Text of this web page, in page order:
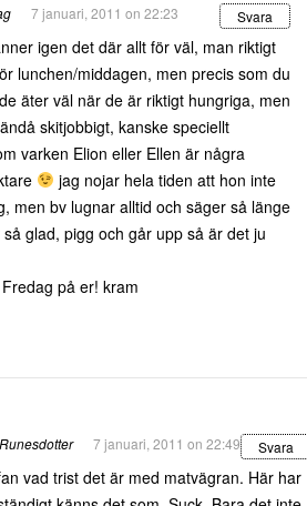
7 januari, 2011 on 22:23 Svara
igen det där allt för väl, man riktigt
lunchen/middagen, men precis som du
äter väl när de är riktigt hungriga, men
skitjobbigt, kanske speciellt
varken Elion eller Ellen är några
jag nojar hela tiden att hon inte
men bv lugnar alltid och säger så länge
så glad, pigg och går upp så är det ju
på er! kram
7 januari, 2011 on 22:49 Svara
vad trist det är med matvägran. Här har